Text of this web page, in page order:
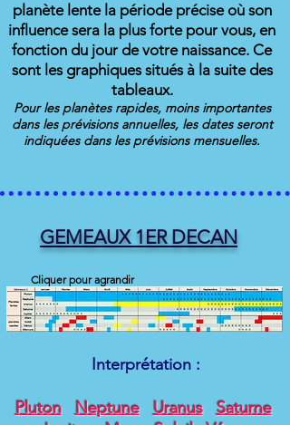
planète lente la période précise où son
influence sera la plus forte pour vous, en
fonction du jour de votre naissance. Ce
sont les graphiques situés à la suite des
tableaux.
Pour les planètes rapides, moins importantes
dans les prévisions annuelles, les dates seront
indiquées dans les prévisions mensuelles.
GEMEAUX 1ER DECAN
Cliquer pour agrandir
Interprétation :
Pluton Neptune Uranus
Saturne